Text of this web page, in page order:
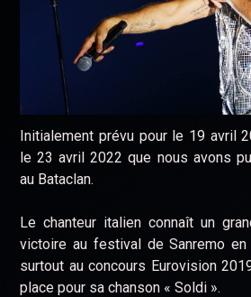
Initialement prévu pour le 19 avril
le 23 avril 2022 que nous avons
au Bataclan.
Le chanteur italien connaît un
victoire au festival de Sanremo
surtout au concours Eurovision
place pour sa chanson « Soldi ».